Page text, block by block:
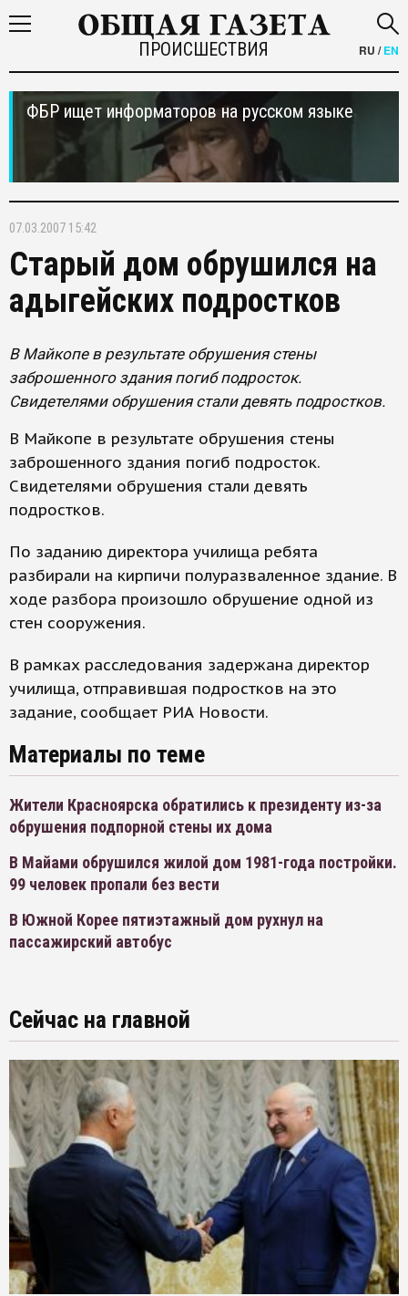
ПРОИСШЕСТВИЯ RU /EN
ФБР ищет информаторов на русском языке
07.03.2007 15:42
Старый дом обрушился на
адыгейских подростков
В Майкопе в результате обрушения стены
заброшенного здания погиб подросток.
Свидетелями обрушения стали девять подростков.
В Майкопе в результате обрушения стены
заброшенного здания погиб подросток.
Свидетелями обрушения стали девять
подростков.
По заданию директора училища ребята
разбирали на кирпичи полуразваленное здание. В
ходе разбора произошло обрушение одной из
стен сооружения.
В рамках расследования задержана директор
училища, отправившая подростков на это
задание, сообщает РИА Новости.
Материалы по теме
Жители Красноярска обратились к президенту из-за
обрушения подпорной стены их дома
В Майами обрушился жилой дом 1981-года постройки.
99 человек пропали без вести
В Южной Корее пятиэтажный дом рухнул на
пассажирский автобус
Сейчас на главной